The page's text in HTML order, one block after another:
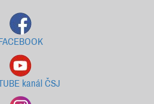
kanál ČSJ